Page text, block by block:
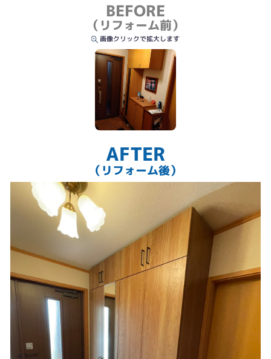
BEFORE
（リフォーム前）
画像クリックで拡大します
AFTER
（リフォーム後）